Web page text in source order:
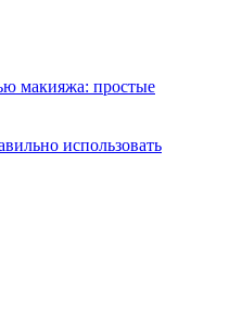
макияжа: простые
использовать